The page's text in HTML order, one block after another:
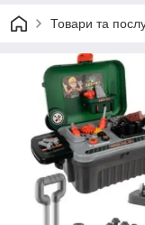
Товари та